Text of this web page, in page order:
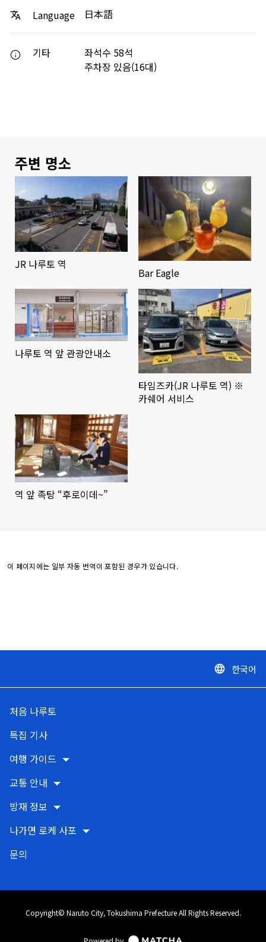
Language 日本語
기타
좌석수 58석
주차장 있음(16대)
주변 명소
JR 나루토 역
Bar Eagle
나루토 역 앞 관광안내소
타임즈카(JR 나루토 역) ※
카쉐어 서비스
역 앞 족탕 “후로이데~”
이 페이지에는 일부 자동 번역이 포함된 경우가 있습니다.
language 한국어
처음 나루토
특집 기사
여행 가이드
교통 안내
방재 정보
나가면 로케 사포
문의
Copyright© Naruto City, Tokushima Prefecture All Rights Reserved.